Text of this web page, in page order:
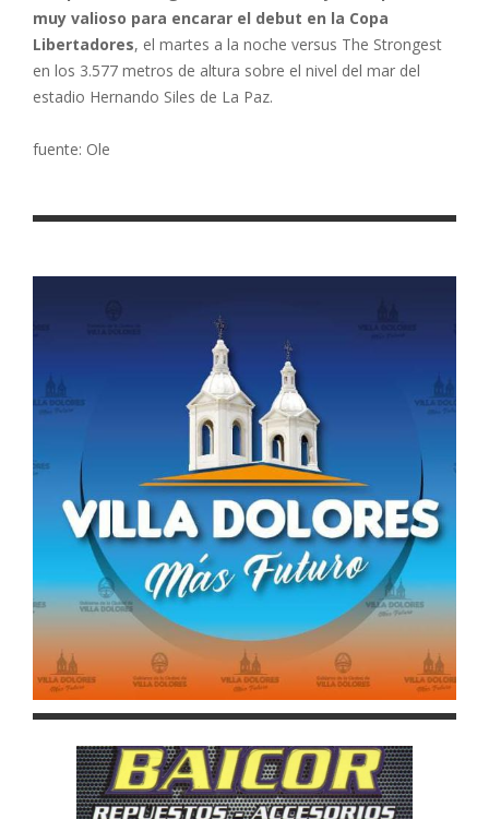
muy valioso para encarar el debut en la Copa
Libertadores, el martes a la noche versus The Strongest
en los 3.577 metros de altura sobre el nivel del mar del
estadio Hernando Siles de La Paz.
fuente: Ole